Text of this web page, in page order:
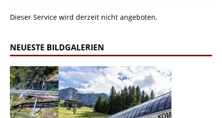
Dieser Service wird derzeit nicht angeboten.
NEUESTE BILDGALERIEN